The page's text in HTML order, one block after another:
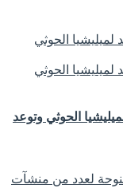
الحوثي وتوعد